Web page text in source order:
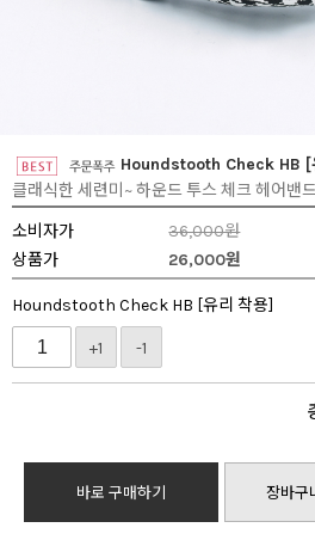
Houndstooth Check HB [
클래식한 세련미~ 하운드 투스 체크 헤어밴
소비자가
36,000원
상품가
26,000원
Houndstooth Check HB [유리 착용]
+1 -1
바로 구매하기 장바구